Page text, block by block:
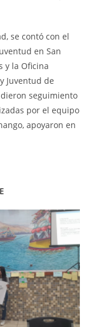
se contó con el
en San
y la Oficina
Juventud de
seguimiento
por el equipo
apoyaron en